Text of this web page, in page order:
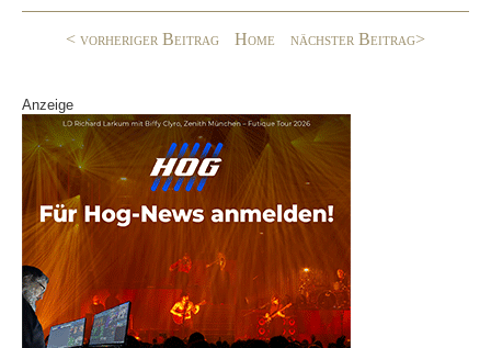
o< vorheriger Beitrag Home nächster Beitrag>
Anzeige